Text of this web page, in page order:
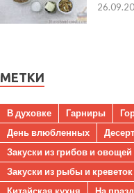
МЕТКИ
В духовке Гарниры
День влюбленных
Закуски из грибов и овощей
Закуски из рыбы и креветок